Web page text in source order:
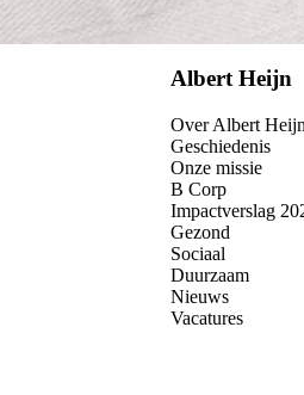
Albert Heijn
Over Albert Heijn
Geschiedenis
Onze missie
B Corp
Impactverslag
Gezond
Sociaal
Duurzaam
Nieuws
Vacatures